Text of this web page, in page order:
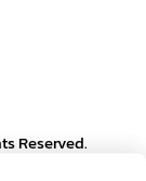
Reserved.